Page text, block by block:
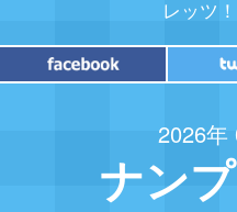
レッツ
2026年
ナン